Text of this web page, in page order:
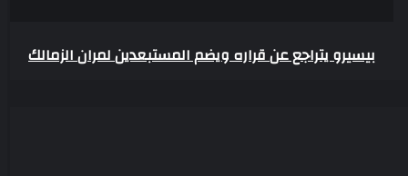
بيسيرو يتراجع عن قراره ويضم المستبعدين لمران الزمالك